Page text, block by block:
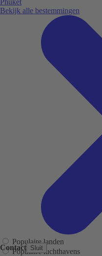
Contact Sluit
Bekijk alle bestemmingen
Populaire landen
Populaire luchthavens